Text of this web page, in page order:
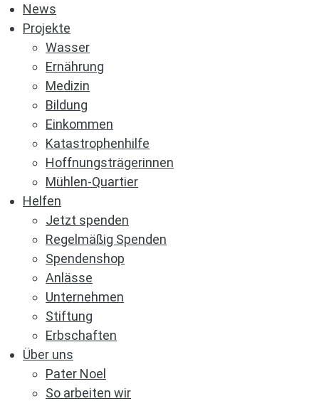
News
Projekte
Wasser
Ernährung
Medizin
Bildung
Einkommen
Katastrophenhilfe
Hoffnungsträgerinnen
Mühlen-Quartier
Helfen
Jetzt spenden
Regelmäßig Spenden
Spendenshop
Anlässe
Unternehmen
Stiftung
Erbschaften
Über uns
Pater Noel
So arbeiten wir